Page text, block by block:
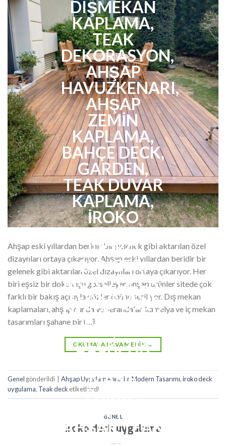
Ahşap eski yıllardan beridir bir gelenek gibi aktarılan özel
dizaynları ortaya çıkarıyor. Ahşap eski yıllardan beridir bir
gelenek gibi aktarılan özel dizaynları ortaya çıkarıyor. Her
biri eşsiz bir dokunuşu görselleyen ahşap ürünler sitede çok
farklı bir bakış açısıyla gözler önüne seriliyor. Dış mekan
kaplamaları, ahşap cunda ve verandalar, kamelya ve iç mekan
tasarımları şahane bir […]
OKUMAYA DEVAM EDIN →
Genel gönderildi Ahşap Uygulamaların En Modern Tasarımı,iroko deck
uygulama, Teak deck etiketlendi
GENEL
iroko deck uygulama